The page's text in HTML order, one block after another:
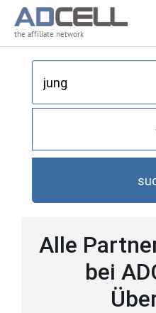
the affiliate network
Alle
bei